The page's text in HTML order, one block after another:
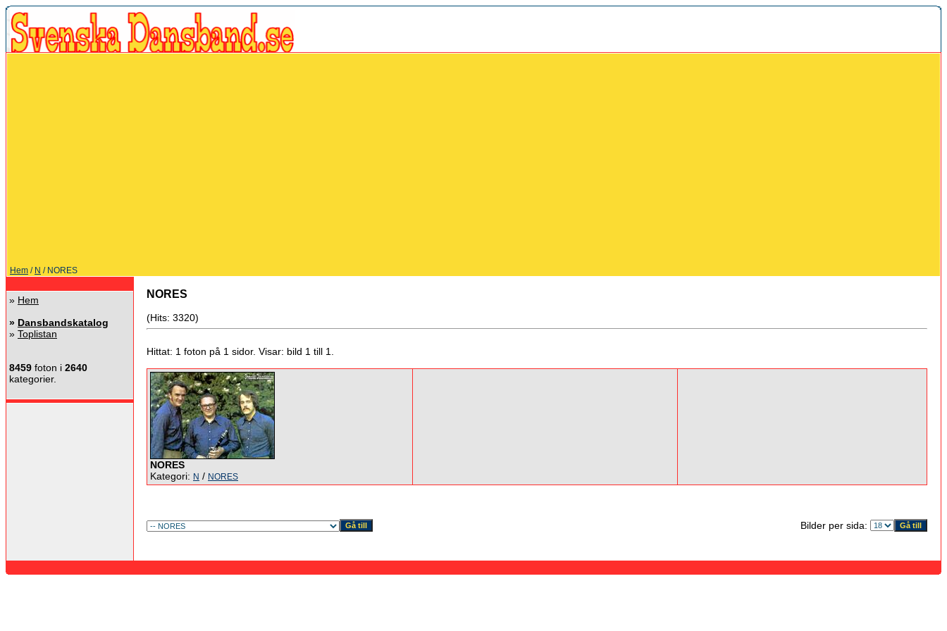
Hem / N / NORES
» Hem
» Dansbandskatalog
» Toplistan
8459 foton i 2640
kategorier.
NORES
(Hits: 3320)
Hittat: 1 foton på 1 sidor. Visar: bild 1 till 1.
NORES
Kategori: N / NORES
Bilder per sida: